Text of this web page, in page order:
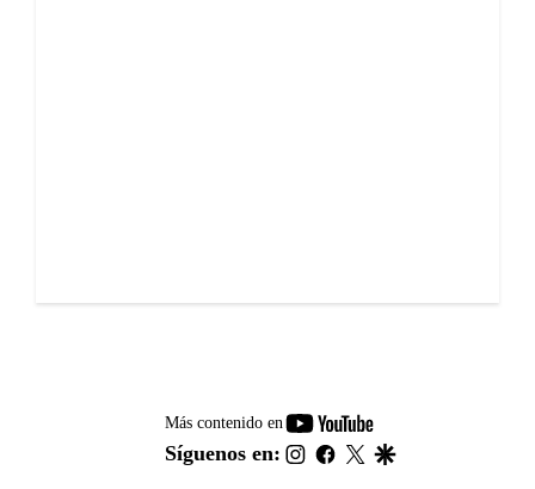
Más contenido en
youtube-
footer
Síguenos en: instagram
facebook
twitter